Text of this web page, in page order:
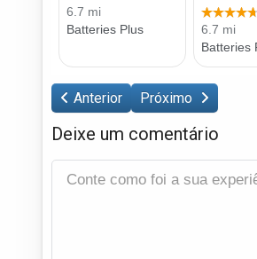
Anterior Próximo
Deixe um comentário